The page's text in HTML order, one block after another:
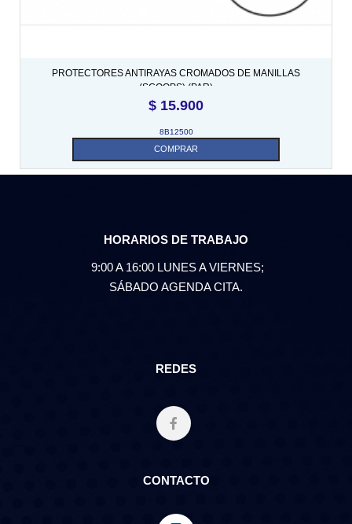
PROTECTORES ANTIRAYAS CROMADOS DE MANILLAS
(SCOOPS) (PAR)
$ 15.900
8B12500
COMPRAR
HORARIOS DE TRABAJO
9:00 A 16:00 LUNES A VIERNES;
SÁBADO AGENDA CITA.
REDES
CONTACTO